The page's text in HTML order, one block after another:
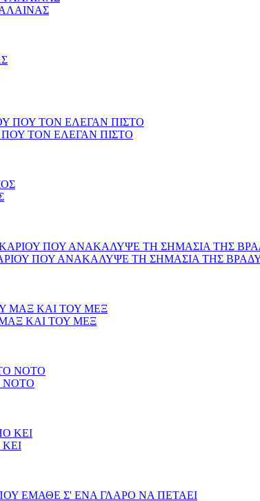
ΤΟΝ ΕΛΕΓΑΝ ΠΙΣΤΟ
ΠΟΥ ΑΝΑΚΑΛΥΨΕ ΤΗ ΣΗΜΑΣΙΑ ΤΗΣ
ΜΑΞ ΚΑΙ ΤΟΥ ΜΕΞ
ΝΟΤΟ